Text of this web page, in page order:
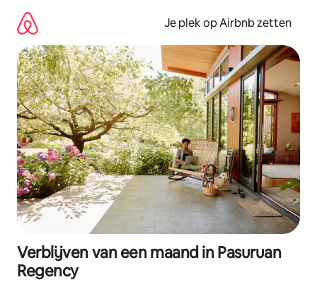
direct
naar
inhoud
Je plek op Airbnb zetten
Verblijven van een maand in Pasuruan
Regency